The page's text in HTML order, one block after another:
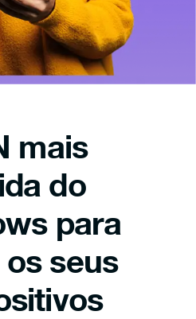
mais
do
para
seus